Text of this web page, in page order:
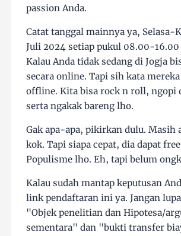
passion Anda.
Catat tanggal mainnya ya, Selasa-
Juli 2024 setiap pukul 08.00-16.00
Kalau Anda tidak sedang di Jogja
secara online. Tapi sih kata
offline. Kita bisa rock n roll, ngopi
serta ngakak bareng lho.
Gak apa-apa, pikirkan dulu. Masih
kok. Tapi siapa cepat, dia dapat
Populisme lho. Eh, tapi belum
Kalau sudah mantap keputusan
link pendaftaran ini ya. Jangan
"Objek penelitian dan Hipotesa/
sementara" dan "bukti transfer